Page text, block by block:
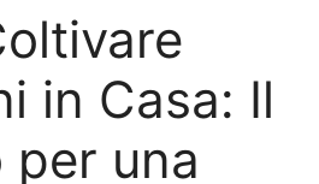
in Casa: Il
per una